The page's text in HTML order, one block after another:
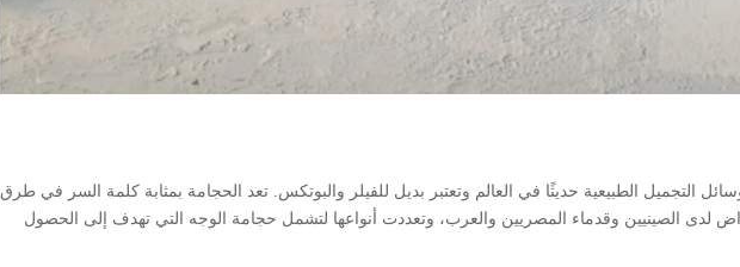
التجميل الطبيعية حديثًا في العالم وتعتبر بديل للفيلر والبوتكس. تعد الحجامة بمثابة كلمة السر في طرق
لدى الصينيين وقدماء المصريين والعرب، وتعددت أنواعها لتشمل حجامة الوجه التي تهدف إلى الحصول